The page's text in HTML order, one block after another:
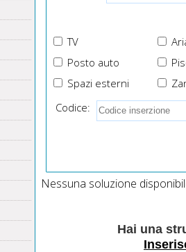
TV
Posto auto
Spazi esterni
Codice:
Nessuna soluzione
Hai una